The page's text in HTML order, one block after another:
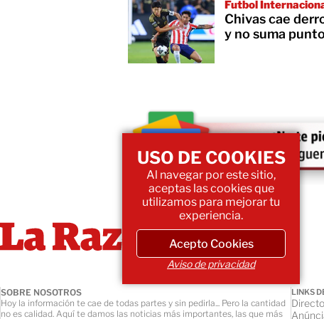
Futbol
Chivas cae
y no suma
SOBRE NOSOTROS
Hoy la información te cae de todas partes y sin pedirla... Pero la cantidad
no es calidad. Aquí te damos las noticias más importantes, las que más
LINKS
USO DE COOKIES
Al navegar por este sitio,
aceptas las cookies que
utilizamos para mejorar tu
experiencia.
Acepto Cookies
Aviso de privacidad